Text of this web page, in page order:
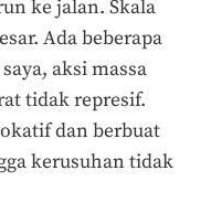
ke jalan. Skala
Ada beberapa
aksi massa
tidak represif.
dan berbuat
kerusuhan tidak